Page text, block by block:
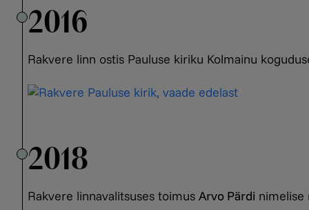
2016
Rakvere linn ostis Pauluse kiriku Kolmainu
2018
Rakvere linnavalitsuses toimus Arvo Pärdi nimelise